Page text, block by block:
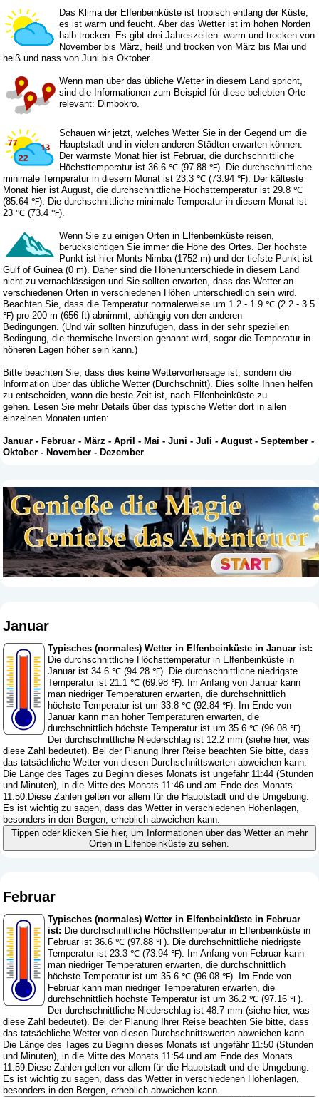
Das Klima der Elfenbeinküste ist tropisch entlang der Küste,
es ist warm und feucht. Aber das Wetter ist im hohen Norden
halb trocken. Es gibt drei Jahreszeiten: warm und trocken von
November bis März, heiß und trocken von März bis Mai und
heiß und nass von Juni bis Oktober.
Wenn man über das übliche Wetter in diesem Land spricht,
sind die Informationen zum Beispiel für diese beliebten Orte
relevant: Dimbokro.
Schauen wir jetzt, welches Wetter Sie in der Gegend um die
Hauptstadt und in vielen anderen Städten erwarten können.
Der wärmste Monat hier ist Februar, die durchschnittliche
Höchsttemperatur ist 36.6 ℃ (97.88 ℉). Die durchschnittliche
minimale Temperatur in diesem Monat ist 23.3 ℃ (73.94 ℉). Der kälteste
Monat hier ist August, die durchschnittliche Höchsttemperatur ist 29.8 ℃
(85.64 ℉). Die durchschnittliche minimale Temperatur in diesem Monat ist
23 ℃ (73.4 ℉).
Wenn Sie zu einigen Orten in Elfenbeinküste reisen,
berücksichtigen Sie immer die Höhe des Ortes. Der höchste
Punkt ist hier Monts Nimba (1752 m) und der tiefste Punkt ist
Gulf of Guinea (0 m). Daher sind die Höhenunterschiede in diesem Land
nicht zu vernachlässigen und Sie sollten erwarten, dass das Wetter an
verschiedenen Orten in verschiedenen Höhen unterschiedlich sein wird.
Beachten Sie, dass die Temperatur normalerweise um 1.2 - 1.9 ℃ (2.2 - 3.5
℉) pro 200 m (656 ft) abnimmt, abhängig von den anderen
Bedingungen. (Und wir sollten hinzufügen, dass in der sehr speziellen
Bedingung, die thermische Inversion genannt wird, sogar die Temperatur in
höheren Lagen höher sein kann.)
Bitte beachten Sie, dass dies keine Wettervorhersage ist, sondern die
Information über das übliche Wetter (Durchschnitt). Dies sollte Ihnen helfen
zu entscheiden, wann die beste Zeit ist, nach Elfenbeinküste zu
gehen. Lesen Sie mehr Details über das typische Wetter dort in allen
einzelnen Monaten unten:
Januar -Februar -März -April -Mai -Juni -Juli -August-September -
Oktober -November -Dezember
Januar
Typisches (normales) Wetter in Elfenbeinküste in Januar ist:
Die durchschnittliche Höchsttemperatur in Elfenbeinküste in
Januar ist 34.6 ℃ (94.28 ℉). Die durchschnittliche niedrigste
Temperatur ist 21.1 ℃ (69.98 ℉). Im Anfang von Januar kann
man niedriger Temperaturen erwarten, die durchschnittlich
höchste Temperatur ist um 33.8 ℃ (92.84 ℉). Im Ende von
Januar kann man höher Temperaturen erwarten, die
durchschnittlich höchste Temperatur ist um 35.6 ℃ (96.08 ℉).
Der durchschnittliche Niederschlag ist 12.2 mm (siehe hier, was
diese Zahl bedeutet). Bei der Planung Ihrer Reise beachten Sie bitte, dass
das tatsächliche Wetter von diesen Durchschnittswerten abweichen kann.
Die Länge des Tages zu Beginn dieses Monats ist ungefähr 11:44 (Stunden
und Minuten), in die Mitte des Monats 11:46 und am Ende des Monats
11:50.Diese Zahlen gelten vor allem für die Hauptstadt und die Umgebung.
Es ist wichtig zu sagen, dass das Wetter in verschiedenen Höhenlagen,
besonders in den Bergen, erheblich abweichen kann.
Tippen oder klicken Sie hier, um Informationen über das Wetter an mehr
Orten in Elfenbeinküste zu sehen.
Februar
Typisches (normales) Wetter in Elfenbeinküste in Februar
ist: Die durchschnittliche Höchsttemperatur in Elfenbeinküste in
Februar ist 36.6 ℃ (97.88 ℉). Die durchschnittliche niedrigste
Temperatur ist 23.3 ℃ (73.94 ℉). Im Anfang von Februar kann
man niedriger Temperaturen erwarten, die durchschnittlich
höchste Temperatur ist um 35.6 ℃ (96.08 ℉). Im Ende von
Februar kann man niedriger Temperaturen erwarten, die
durchschnittlich höchste Temperatur ist um 36.2 ℃ (97.16 ℉).
Der durchschnittliche Niederschlag ist 48.7 mm (siehe hier, was
diese Zahl bedeutet). Bei der Planung Ihrer Reise beachten Sie bitte, dass
das tatsächliche Wetter von diesen Durchschnittswerten abweichen kann.
Die Länge des Tages zu Beginn dieses Monats ist ungefähr 11:50 (Stunden
und Minuten), in die Mitte des Monats 11:54 und am Ende des Monats
11:59.Diese Zahlen gelten vor allem für die Hauptstadt und die Umgebung.
Es ist wichtig zu sagen, dass das Wetter in verschiedenen Höhenlagen,
besonders in den Bergen, erheblich abweichen kann.